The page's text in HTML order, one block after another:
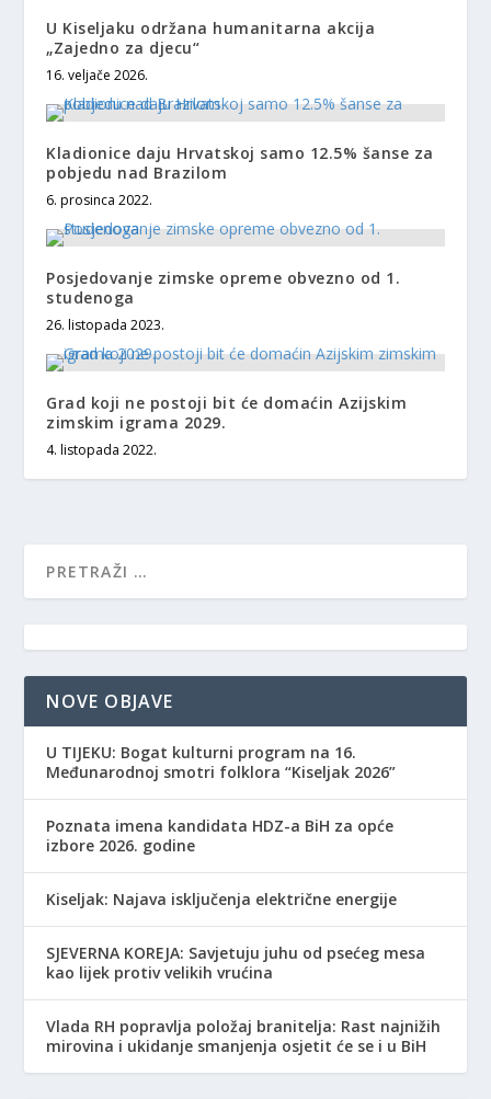
U Kiseljaku održana humanitarna akcija
„Zajedno za djecu“
16. veljače 2026.
Kladionice daju Hrvatskoj samo 12.5% šanse za
pobjedu nad Brazilom
6. prosinca 2022.
Posjedovanje zimske opreme obvezno od 1.
studenoga
26. listopada 2023.
Grad koji ne postoji bit će domaćin Azijskim
zimskim igrama 2029.
4. listopada 2022.
NOVE OBJAVE
​U TIJEKU: Bogat kulturni program na 16.
Međunarodnoj smotri folklora “Kiseljak 2026”
Poznata imena kandidata HDZ-a BiH za opće
izbore 2026. godine
Kiseljak: Najava isključenja električne energije
SJEVERNA KOREJA: Savjetuju juhu od psećeg mesa
kao lijek protiv velikih vrućina
Vlada RH popravlja položaj branitelja: Rast najnižih
mirovina i ukidanje smanjenja osjetit će se i u BiH